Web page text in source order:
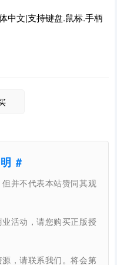
中文|支持键盘.鼠标.手柄
#
并不代表本站赞同其观
活动，请您购买正版授
，请联系我们。将会第